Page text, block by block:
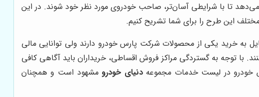
تا با شرایطی آسان‌تر، صاحب خودروی مورد نظر خود شوند. در این
این طرح را برای شما تشریح کنیم.
به خرید یکی از محصولات شرکت پارس خودرو دارند ولی توانایی مالی
با توجه به گستردگی مراکز فروش اقساطی، خریداران باید آگاهی کافی
خودرو در لیست خدمات مجموعهدنیای خودرومشهود است و همچنان